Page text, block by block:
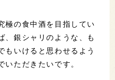
極の食中酒を目指してい
、銀シャリのような、も
もいけると思わせるよう
いただきたいです。